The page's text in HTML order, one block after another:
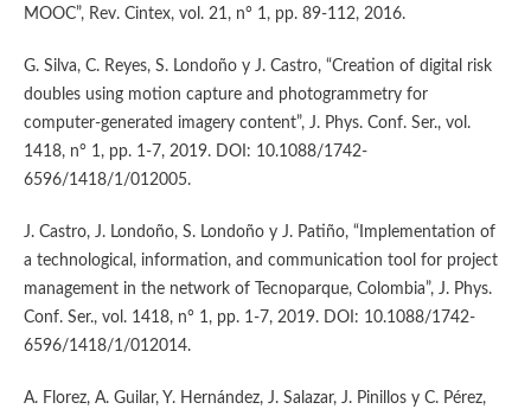
MOOC”, Rev. Cintex, vol. 21, n° 1, pp. 89-112, 2016.
G. Silva, C. Reyes, S. Londoño y J. Castro, “Creation of digital risk
doubles using motion capture and photogrammetry for
computer-generated imagery content”, J. Phys. Conf. Ser., vol.
1418, n° 1, pp. 1-7, 2019. DOI: 10.1088/1742-
6596/1418/1/012005.
J. Castro, J. Londoño, S. Londoño y J. Patiño, “Implementation of
a technological, information, and communication tool for project
management in the network of Tecnoparque, Colombia”, J. Phys.
Conf. Ser., vol. 1418, n° 1, pp. 1-7, 2019. DOI: 10.1088/1742-
6596/1418/1/012014.
A. Florez, A. Guilar, Y. Hernández, J. Salazar, J. Pinillos y C. Pérez,